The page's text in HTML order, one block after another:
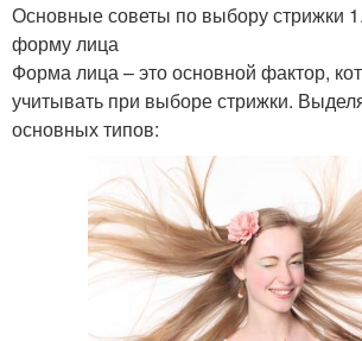
Основные советы по выбору стрижки
форму лица
Форма лица – это основной фактор,
учитывать при выборе стрижки.
основных типов: